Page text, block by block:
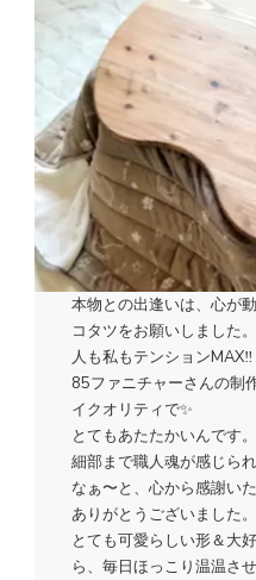
本物との出逢いは、心が
コタツをお願いしました
人も私もテンションMAX‼️
85ファニチャーさんの制
イクオリティで✨
とてもあたたかいんです。
細部まで職人魂が感じら
なぁ〜と、心から感謝いた
ありがとうございました。
とても可愛らしい形＆大
ら、毎日ほっこり温温さ